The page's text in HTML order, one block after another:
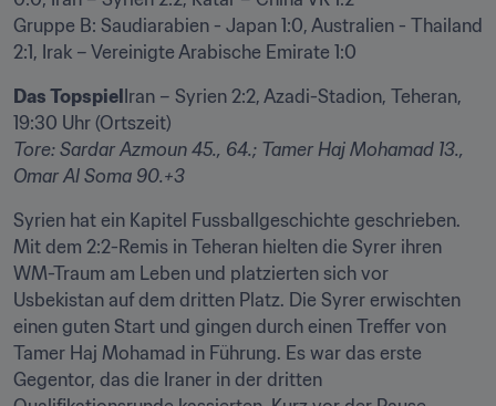
Gruppe B: Saudiarabien - Japan 1:0, Australien - Thailand
2:1, Irak – Vereinigte Arabische Emirate 1:0
Das Topspiel Iran – Syrien 2:2, Azadi-Stadion, Teheran,
Tore: Sardar Azmoun 45., 64.; Tamer Haj Mohamad 13.,
Omar Al Soma 90.+3
Syrien hat ein Kapitel Fussballgeschichte geschrieben.
Mit dem 2:2-Remis in Teheran hielten die Syrer ihren
WM-Traum am Leben und platzierten sich vor
Usbekistan auf dem dritten Platz. Die Syrer erwischten
einen guten Start und gingen durch einen Treffer von
Tamer Haj Mohamad in Führung. Es war das erste
Gegentor, das die Iraner in der dritten